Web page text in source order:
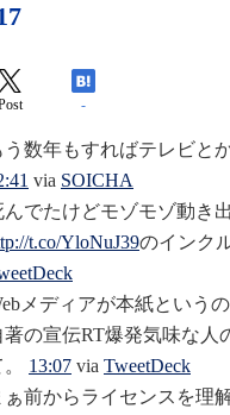
-
う数年もすればテレビと
via SOICHA
んでたけどモゾモゾ動き
t.co/YloNuJ39のインク
メディアが本紙という
著の宣伝RT爆発気味な
13:07 via TweetDeck
ぁ前からライセンスを理